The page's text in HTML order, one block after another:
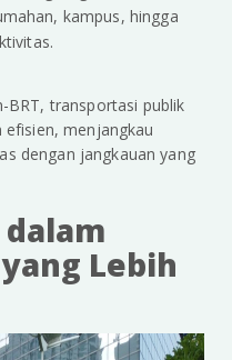
kampus, hingga
BRT, transportasi publik
efisien, menjangkau
dengan jangkauan yang
dalam
Lebih